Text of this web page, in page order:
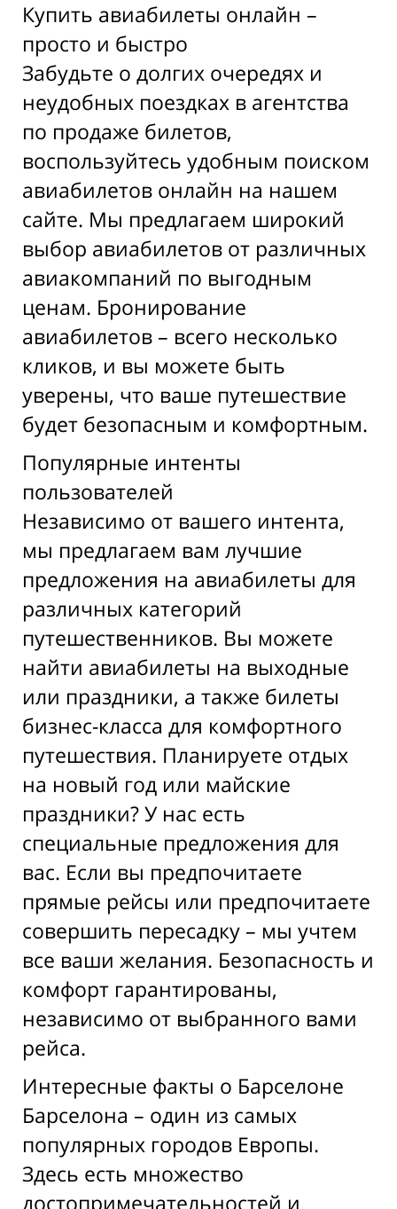
Купить авиабилеты онлайн –
просто и быстро
Забудьте о долгих очередях и
неудобных поездках в агентства
по продаже билетов,
воспользуйтесь удобным поиском
авиабилетов онлайн на нашем
сайте. Мы предлагаем широкий
выбор авиабилетов от различных
авиакомпаний по выгодным
ценам. Бронирование
авиабилетов – всего несколько
кликов, и вы можете быть
уверены, что ваше путешествие
будет безопасным и комфортным.
Популярные интенты
пользователей
Независимо от вашего интента,
мы предлагаем вам лучшие
предложения на авиабилеты для
различных категорий
путешественников. Вы можете
найти авиабилеты на выходные
или праздники, а также билеты
бизнес-класса для комфортного
путешествия. Планируете отдых
на новый год или майские
праздники? У нас есть
специальные предложения для
вас. Если вы предпочитаете
прямые рейсы или предпочитаете
совершить пересадку – мы учтем
все ваши желания. Безопасность и
комфорт гарантированы,
независимо от выбранного вами
рейса.
Интересные факты о Барселоне
Барселона – один из самых
популярных городов Европы.
Здесь есть множество
достопримечательностей и